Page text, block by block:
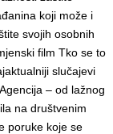
koji može i
svojih osobnih
film Tko se to
slučajevi
– od lažnog
na društvenim
poruke koje se